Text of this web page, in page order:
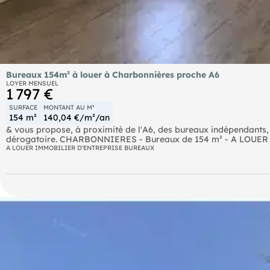
Bureaux 154m² à louer à Charbonnières proche A6
LOYER MENSUEL
1 797 €
SURFACE
154 m²
MONTANT AU M²
140,04 €/m²/an
& vous propose, à proximité de l'A6, des bureaux
dérogatoire. CHARBONNIERES - Bureaux de 154 m² - A LOUER Rvous propose, des bureaux indépendants, cloisonnées et
disposant de parkings à proximité de l'A6. Accès indépendant
plafond, local technique, chaudière à gaz individuelle,
SNCF Les Flachères (SNCF)
A LOUER IMMOBILIER D'ENTREPRISE BUREAUX